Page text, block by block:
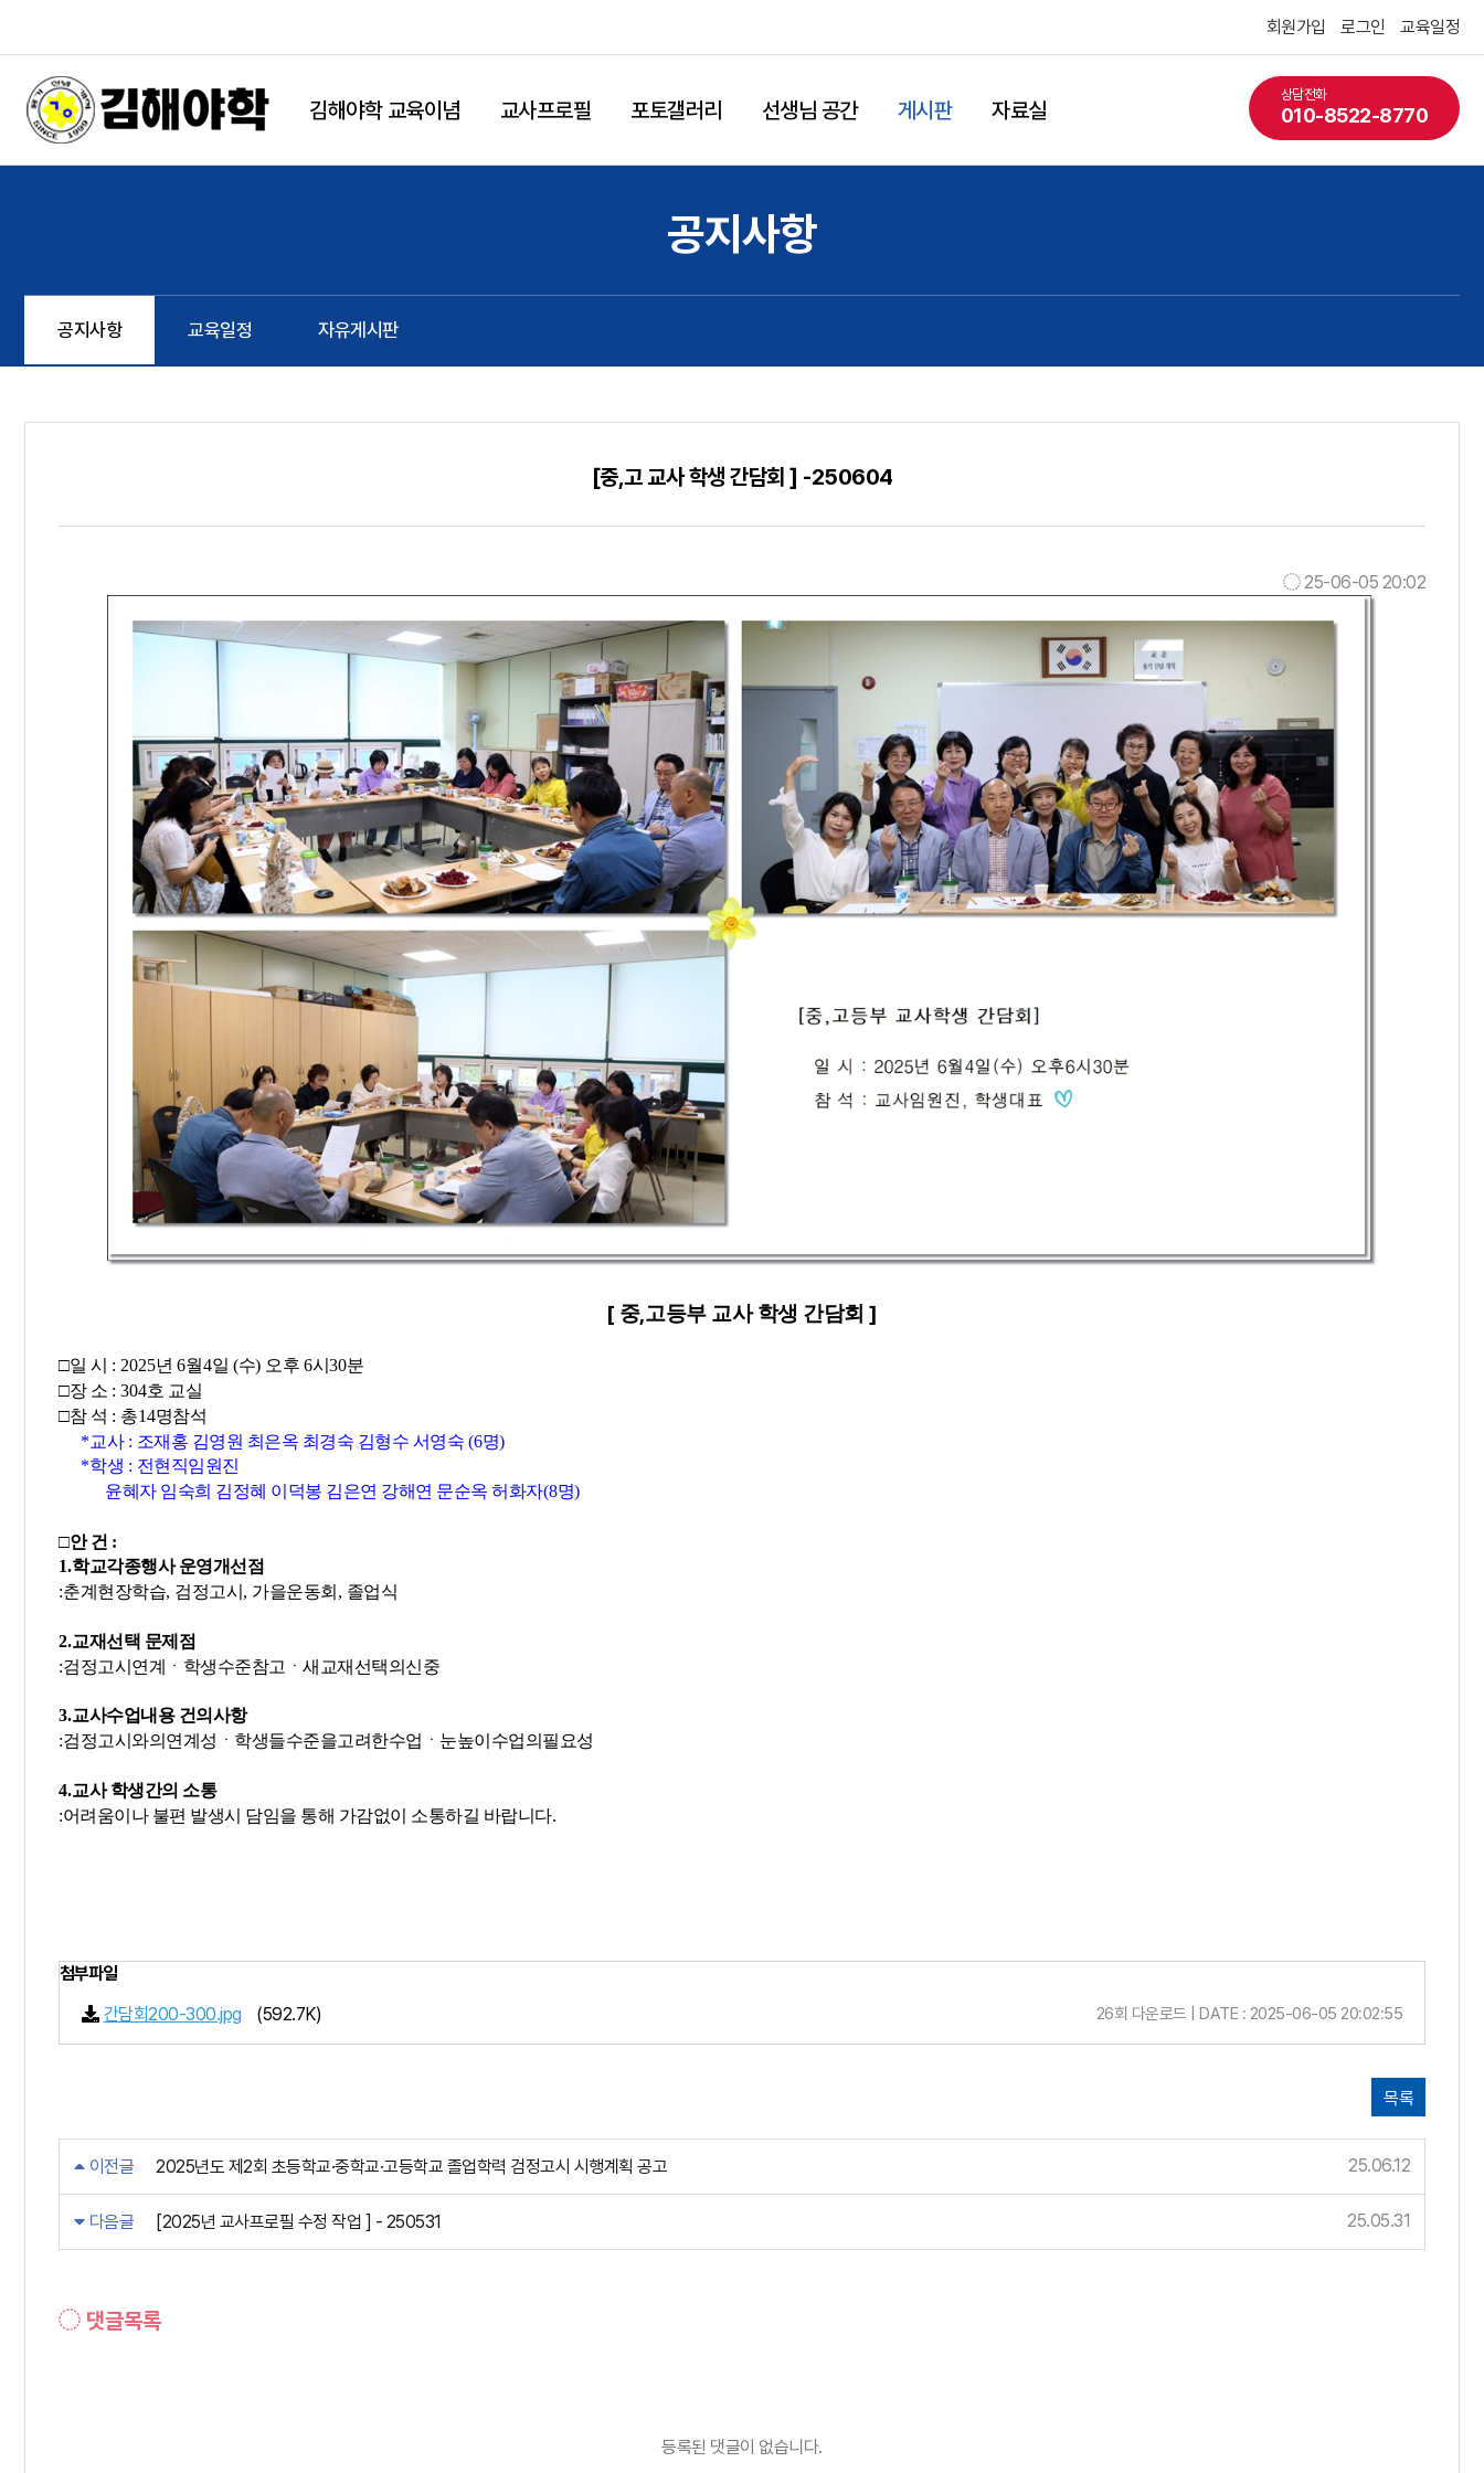
회원가입 로그인 교육일정
김해야학 교육이념 교사프로필 포토갤러리 선생님 공간 게시판 자료실
상담전화
010-8522-8770
공지사항
공지사항 교육일정 자유게시판
[중,고 교사 학생 간담회 ] -250604
25-06-05 20:02
[ 중,고등부 교사 학생 간담회]
□일 시 : 2025년 6월4일 (수) 오후 6시 30분
□장 소 : 304호 교실
□참 석 : 총14명참석
*교사 : 조재홍 김영원 최은옥 최경숙 김형수 서영숙 (6명)
*학생 : 전현직임원진
윤혜자 임숙희 김정혜 이덕봉 김은연 강해연 문순옥 허화자(8명)
□안 건 :
1.학교각종행사 운영개선점
:춘계현장학습, 검정고시 , 가을운동회 , 졸업식
2.교재선택 문제점
:검정고시연계ㆍ학생수준참고ㆍ새교재선택의신중
3.교사수업내용 건의사항
:검정고시와의연계성ㆍ학생들수준을고려한수업ㆍ눈높이수업의필요성
4.교사 학생간의 소통
:어려움이나 불편 발생시 담임을 통해 가감없이 소통하길 바랍니다.
첨부파일
간담회200-300.jpg
(592.7K) 26회 다운로드 | DATE : 2025-06-05 20:02:55
목록
이전글 2025년도 제2회 초등학교·중학교·고등학교 졸업학력 검정고시 시행계획 공고 25.06.12
다음글 [2025년 교사프로필 수정 작업 ] - 250531 25.05.31
댓글목록
등록된 댓글이 없습니다.